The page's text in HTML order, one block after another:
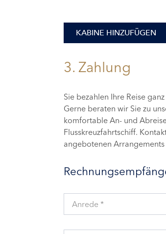
KABINE HINZUFÜGEN
3. Zahlung
Sie bezahlen Ihre Reise
Gerne beraten wir Sie zu
komfortable An- und
Flusskreuzfahrtschiff.
angebotenen
Anrede *